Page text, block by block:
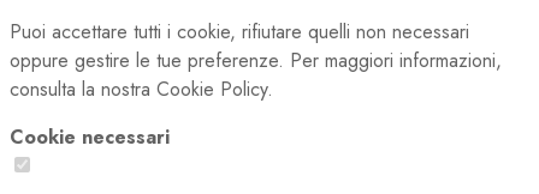
Puoi accettare tutti i cookie, rifiutare quelli non necessari
oppure gestire le tue preferenze. Per maggiori informazioni,
consulta la nostra Cookie Policy.
Cookie necessari